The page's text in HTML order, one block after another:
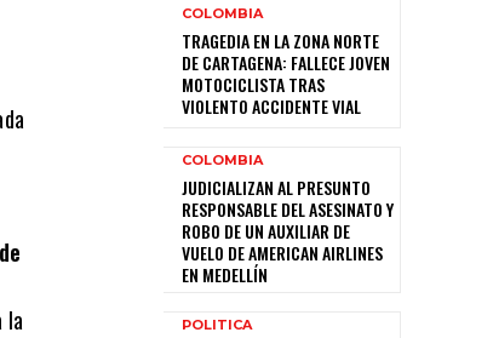
la
COLOMBIA
TRAGEDIA EN LA ZONA NORTE
DE CARTAGENA: FALLECE JOVEN
MOTOCICLISTA TRAS
VIOLENTO ACCIDENTE VIAL
COLOMBIA
JUDICIALIZAN AL PRESUNTO
RESPONSABLE DEL ASESINATO Y
ROBO DE UN AUXILIAR DE
VUELO DE AMERICAN AIRLINES
EN MEDELLÍN
POLITICA